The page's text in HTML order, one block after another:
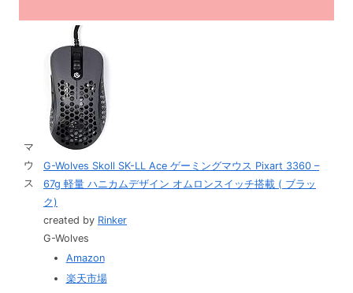
マ
ウ
ス
G-Wolves Skoll SK-LL Ace ゲーミングマウス Pixart 3360 –
67g 軽量 ハニカムデザイン オムロンスイッチ搭載 ( ブラッ
ク)
created by Rinker
G-Wolves
Amazon
楽天市場